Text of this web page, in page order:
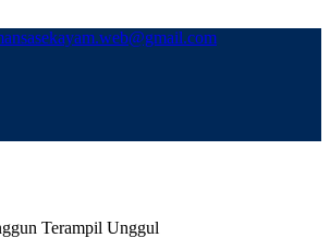
Terampil Unggul